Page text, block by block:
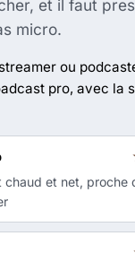
et il faut
micro.
ou
pro, avec la
chaud et net, proche